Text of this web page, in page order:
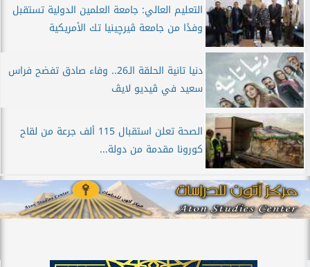
التعليم العالي: جامعة العلمين الدولية تستقبل
وفدًا من جامعة ڤيرچينيا تك الأمريكية
دنيا تانية الحلقة الـ26.. وفاء صادق تفضح فراس
سعيد في ڤيديو لايڤ
الصحة تعلن استقبال 115 ألف جرعة من لقاح
كورونا مقدمة من دولة...